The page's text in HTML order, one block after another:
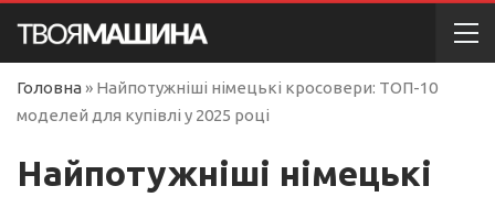
Головна » Найпотужніші німецькі кросовери: ТОП-10
моделей для купівлі у 2025 році
Найпотужніші німецькі